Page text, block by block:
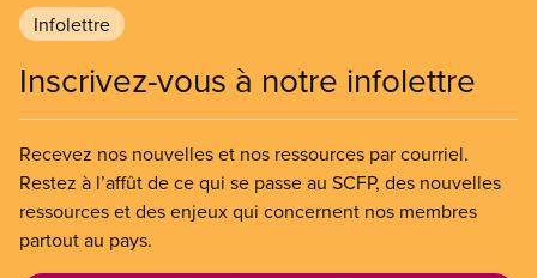
Infolettre
Inscrivez-vous à notre infolettre
Recevez nos nouvelles et nos ressources par courriel.
Restez à l’affût de ce qui se passe au SCFP, des nouvelles
ressources et des enjeux qui concernent nos membres
partout au pays.